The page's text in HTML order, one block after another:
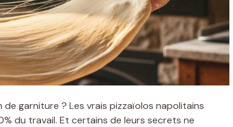
de garniture ? Les vrais pizzaïolos napolitains
du travail. Et certains de leurs secrets ne